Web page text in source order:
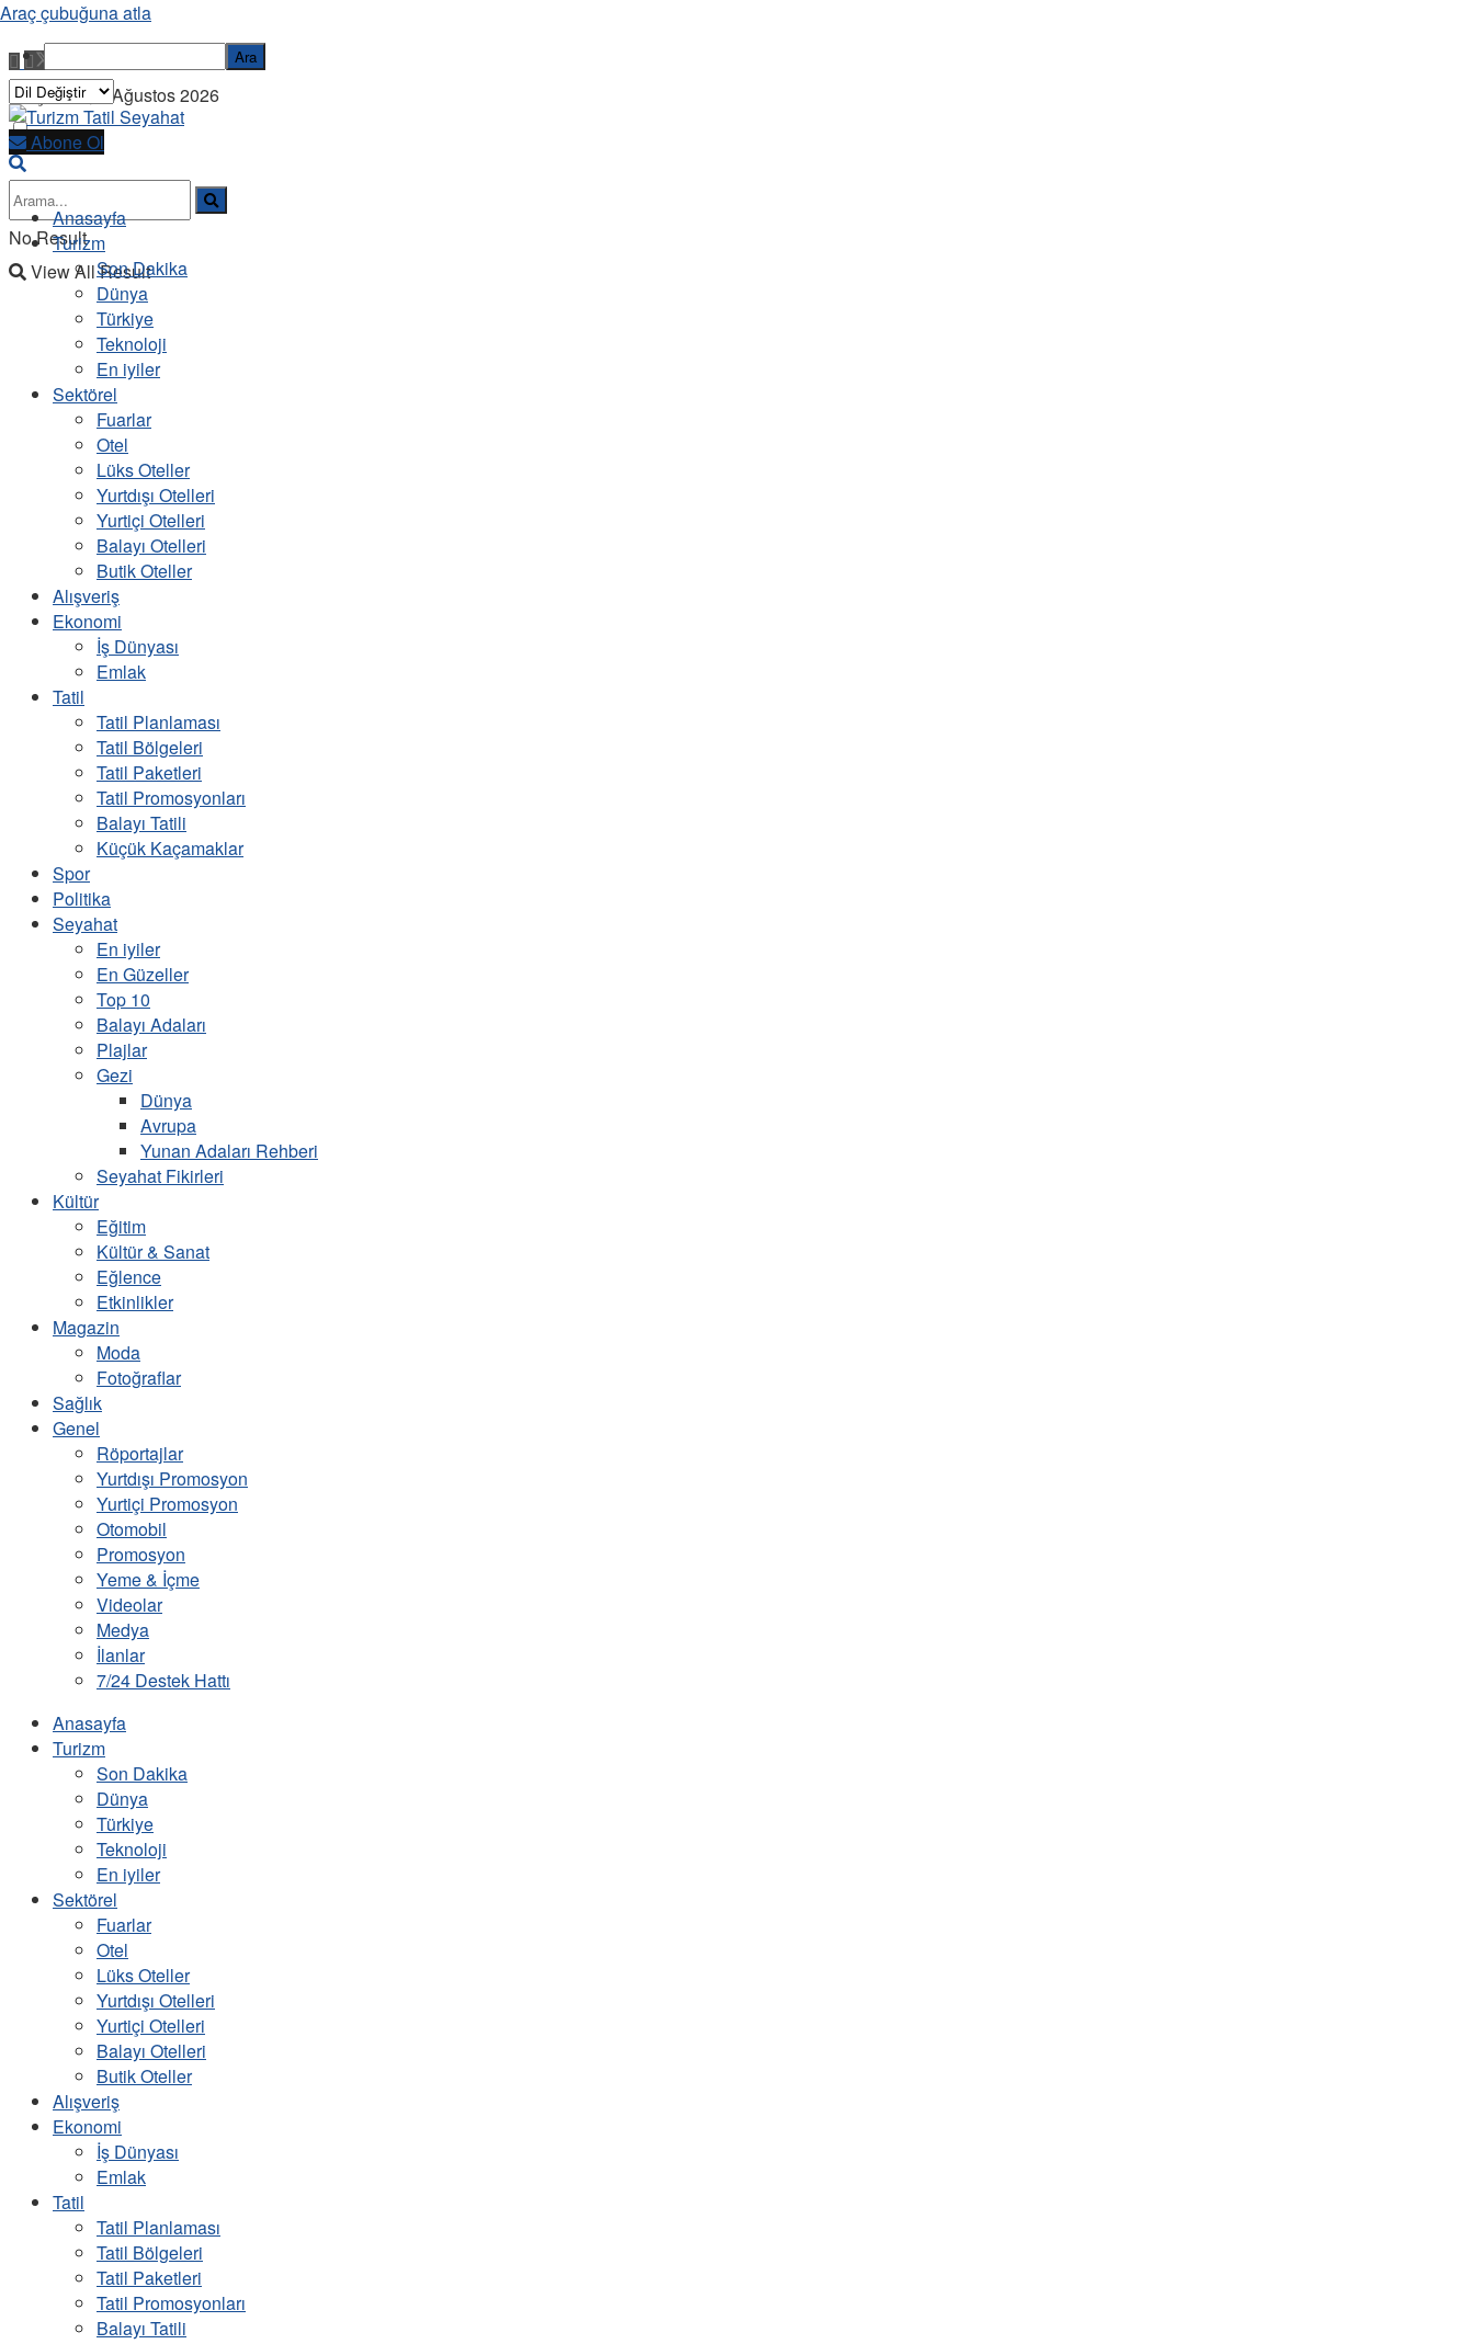
Perşembe, 6 Ağustos 2026
No Result
View All Result
Abone Ol
Anasayfa
Turizm
Son Dakika
Dünya
Türkiye
Teknoloji
En iyiler
Sektörel
Fuarlar
Otel
Lüks Oteller
Yurtdışı Otelleri
Yurtiçi Otelleri
Balayı Otelleri
Butik Oteller
Alışveriş
Ekonomi
İş Dünyası
Emlak
Tatil
Tatil Planlaması
Tatil Bölgeleri
Tatil Paketleri
Tatil Promosyonları
Balayı Tatili
Küçük Kaçamaklar
Spor
Politika
Seyahat
En iyiler
En Güzeller
Top 10
Balayı Adaları
Plajlar
Gezi
Dünya
Avrupa
Yunan Adaları Rehberi
Seyahat Fikirleri
Kültür
Eğitim
Kültür & Sanat
Eğlence
Etkinlikler
Magazin
Moda
Fotoğraflar
Sağlık
Genel
Röportajlar
Yurtdışı Promosyon
Yurtiçi Promosyon
Otomobil
Promosyon
Yeme & İçme
Videolar
Medya
İlanlar
7/24 Destek Hattı
Anasayfa
Turizm
Son Dakika
Dünya
Türkiye
Teknoloji
En iyiler
Sektörel
Fuarlar
Otel
Lüks Oteller
Yurtdışı Otelleri
Yurtiçi Otelleri
Balayı Otelleri
Butik Oteller
Alışveriş
Ekonomi
İş Dünyası
Emlak
Tatil
Tatil Planlaması
Tatil Bölgeleri
Tatil Paketleri
Tatil Promosyonları
Balayı Tatili
Araç çubuğuna atla
Ara